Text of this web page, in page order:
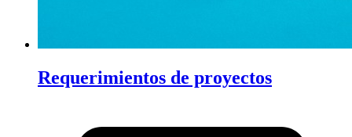
Requerimientos de proyectos